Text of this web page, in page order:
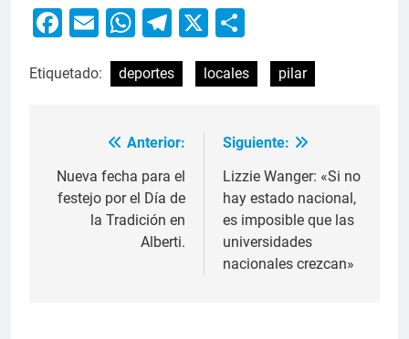
Facebook
EmailWhatsApp
Telegram
X
Etiquetado: deportes locales pilar
Anterior:
Nueva fecha para el
festejo por el Día de
la Tradición en
Alberti.
Siguiente:
Lizzie Wanger: «Si no
hay estado nacional,
es imposible que las
universidades
nacionales crezcan»